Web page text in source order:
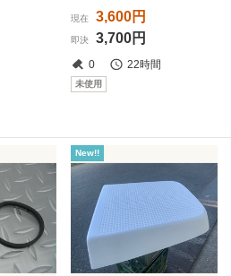
現在 3,600円
即決 3,700円
0 22時間
未使用
New!!